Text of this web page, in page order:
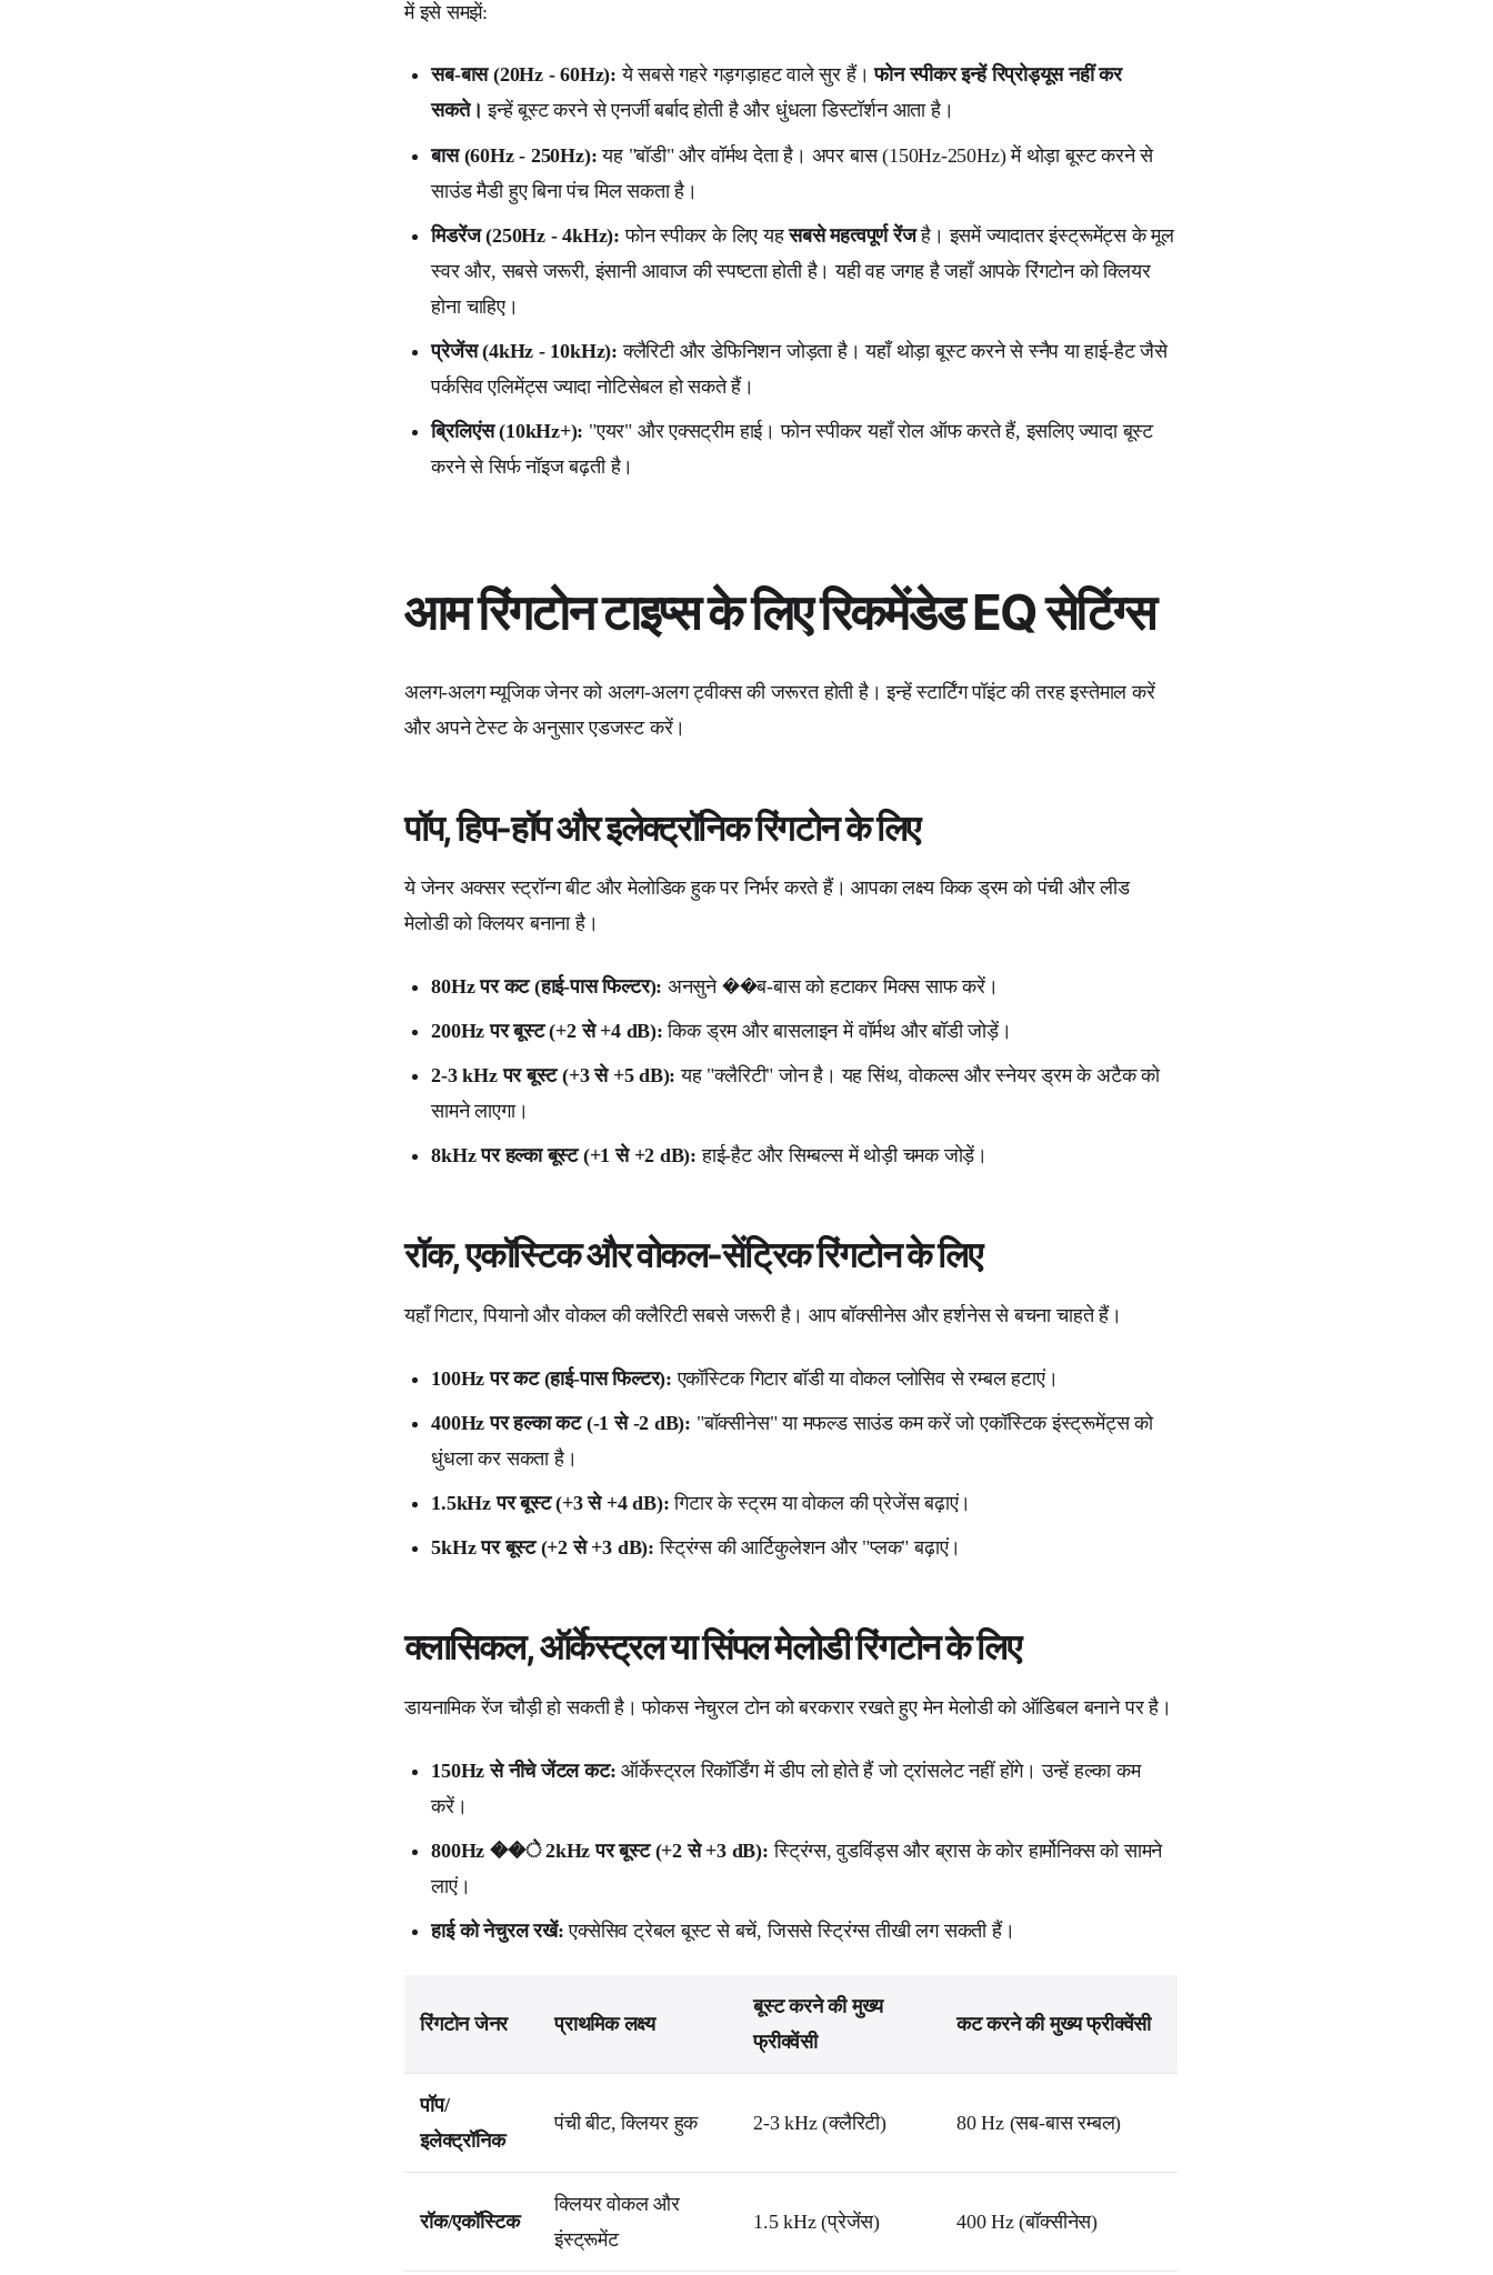
में इसे समझें:
सब-बास (20Hz - 60Hz): ये सबसे गहरे गड़गड़ाहट वाले सुर हैं।फोन स्पीकर इन्हें रिप्रोड्यूस नहीं कर
सकते। इन्हें बूस्ट करने से एनर्जी बर्बाद होती है और धुंधला डिस्टॉर्शन आता है।
बास (60Hz - 250Hz): यह "बॉडी" और वॉर्मथ देता है। अपर बास (150Hz-250Hz) में थोड़ा बूस्ट करने से
साउंड मैडी हुए बिना पंच मिल सकता है।
मिडरेंज (250Hz - 4kHz): फोन स्पीकर के लिए यहसबसे महत्वपूर्ण रेंजहै। इसमें ज्यादातर इंस्ट्रूमेंट्स के मूल
स्वर और, सबसे जरूरी, इंसानी आवाज की स्पष्टता होती है। यही वह जगह है जहाँ आपके रिंगटोन को क्लियर
होना चाहिए।
प्रेजेंस (4kHz - 10kHz): क्लैरिटी और डेफिनिशन जोड़ता है। यहाँ थोड़ा बूस्ट करने से स्नैप या हाई-हैट जैसे
पर्कसिव एलिमेंट्स ज्यादा नोटिसेबल हो सकते हैं।
ब्रिलिएंस (10kHz+): "एयर" और एक्सट्रीम हाई। फोन स्पीकर यहाँ रोल ऑफ करते हैं, इसलिए ज्यादा बूस्ट
करने से सिर्फ नॉइज बढ़ती है।
आम रिंगटोन टाइप्स के लिए रिकमेंडेड EQ सेटिंग्स
अलग-अलग म्यूजिक जेनर को अलग-अलग ट्वीक्स की जरूरत होती है। इन्हें स्टार्टिंग पॉइंट की तरह इस्तेमाल करें
और अपने टेस्ट के अनुसार एडजस्ट करें।
पॉप, हिप-हॉप और इलेक्ट्रॉनिक रिंगटोन के लिए
ये जेनर अक्सर स्ट्रॉन्ग बीट और मेलोडिक हुक पर निर्भर करते हैं। आपका लक्ष्य किक ड्रम को पंची और लीड
मेलोडी को क्लियर बनाना है।
80Hz पर कट (हाई-पास फिल्टर): अनसुने ��ब-बास को हटाकर मिक्स साफ करें।
200Hz पर बूस्ट (+2 से +4 dB): किक ड्रम और बासलाइन में वॉर्मथ और बॉडी जोड़ें।
2-3 kHz पर बूस्ट (+3 से +5 dB): यह "क्लैरिटी" जोन है। यह सिंथ, वोकल्स और स्नेयर ड्रम के अटैक को
सामने लाएगा।
8kHz पर हल्का बूस्ट (+1 से +2 dB): हाई-हैट और सिम्बल्स में थोड़ी चमक जोड़ें।
रॉक, एकॉस्टिक और वोकल-सेंट्रिक रिंगटोन के लिए
यहाँ गिटार, पियानो और वोकल की क्लैरिटी सबसे जरूरी है। आप बॉक्सीनेस और हर्शनेस से बचना चाहते हैं।
100Hz पर कट (हाई-पास फिल्टर): एकॉस्टिक गिटार बॉडी या वोकल प्लोसिव से रम्बल हटाएं।
400Hz पर हल्का कट (-1 से -2 dB): "बॉक्सीनेस" या मफल्ड साउंड कम करें जो एकॉस्टिक इंस्ट्रूमेंट्स को
धुंधला कर सकता है।
1.5kHz पर बूस्ट (+3 से +4 dB): गिटार के स्ट्रम या वोकल की प्रेजेंस बढ़ाएं।
5kHz पर बूस्ट (+2 से +3 dB): स्ट्रिंग्स की आर्टिकुलेशन और "प्लक" बढ़ाएं।
क्लासिकल, ऑर्केस्ट्रल या सिंपल मेलोडी रिंगटोन के लिए
डायनामिक रेंज चौड़ी हो सकती है। फोकस नेचुरल टोन को बरकरार रखते हुए मेन मेलोडी को ऑडिबल बनाने पर है।
150Hz से नीचे जेंटल कट: ऑर्केस्ट्रल रिकॉर्डिंग में डीप लो होते हैं जो ट्रांसलेट नहीं होंगे। उन्हें हल्का कम
करें।
800Hz ��े 2kHz पर बूस्ट (+2 से +3 dB): स्ट्रिंग्स, वुडविंड्स और ब्रास के कोर हार्मोनिक्स को सामने
लाएं।
हाई को नेचुरल रखें: एक्सेसिव ट्रेबल बूस्ट से बचें, जिससे स्ट्रिंग्स तीखी लग सकती हैं।
रिंगटोन जेनर प्राथमिक लक्ष्य
बूस्ट करने की मुख्य
फ्रीक्वेंसी
कट करने की मुख्य फ्रीक्वेंसी
पॉप/
इलेक्ट्रॉनिक
पंची बीट, क्लियर हुक 2-3 kHz (क्लैरिटी) 80 Hz (सब-बास रम्बल)
रॉक/एकॉस्टिक
क्लियर वोकल और
इंस्ट्रूमेंट
1.5 kHz (प्रेजेंस) 400 Hz (बॉक्सीनेस)